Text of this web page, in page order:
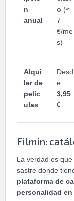
n
anual
o (≈
7
€/me
s)
Alqui
ler de
pelíc
ulas
Desd
e
3,95
€
Filmin:
La verdad es
sastre donde
plataforma de
personalidad en